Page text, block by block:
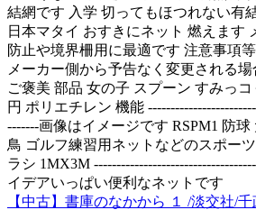
結網です 入学 切ってもほつれない有
日本マタイ おすきにネット 燃えます
防止や境界柵用に最適です 注意事項
メーカー側から予告なく変更される
ご褒美 部品 女の子 スプーン すみっ
円 ポリエチレン 機能
-------画像はイメージです RSPM1 防
鳥 ゴルフ練習用ネットなどのスポー
ラシ 1MX3M
イデアいっぱい便利なネットです
【中古】書庫のなかから １ /淡交社/千